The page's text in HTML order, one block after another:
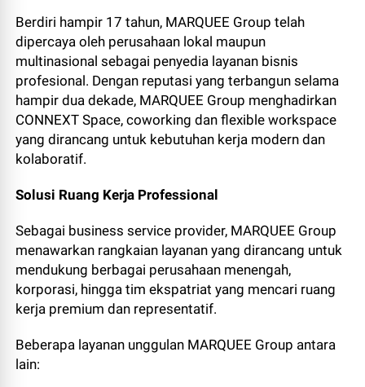
Berdiri hampir 17 tahun, MARQUEE Group telah
dipercaya oleh perusahaan lokal maupun
multinasional sebagai penyedia layanan bisnis
profesional. Dengan reputasi yang terbangun selama
hampir dua dekade, MARQUEE Group menghadirkan
CONNEXT Space, coworking dan flexible workspace
yang dirancang untuk kebutuhan kerja modern dan
kolaboratif.
Solusi Ruang Kerja Professional
Sebagai business service provider, MARQUEE Group
menawarkan rangkaian layanan yang dirancang untuk
mendukung berbagai perusahaan menengah,
korporasi, hingga tim ekspatriat yang mencari ruang
kerja premium dan representatif.
Beberapa layanan unggulan MARQUEE Group antara
lain: